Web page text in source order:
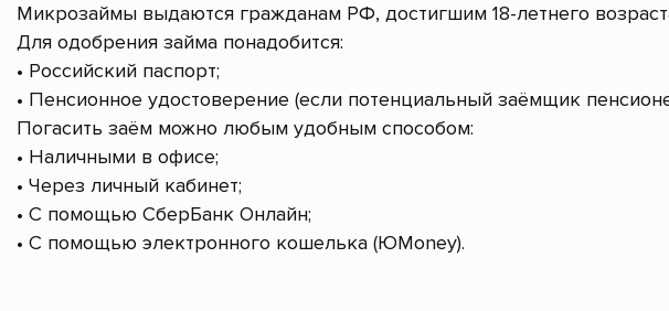
Микрозаймы выдаются гражданам РФ, достигшим 18-летнего
Для одобрения займа понадобится:
• Российский паспорт;
• Пенсионное удостоверение (если потенциальный заёмщик
Погасить заём можно любым удобным способом:
• Наличными в офисе;
• Через личный кабинет;
• С помощью СберБанк Онлайн;
• С помощью электронного кошелька (ЮMoney).